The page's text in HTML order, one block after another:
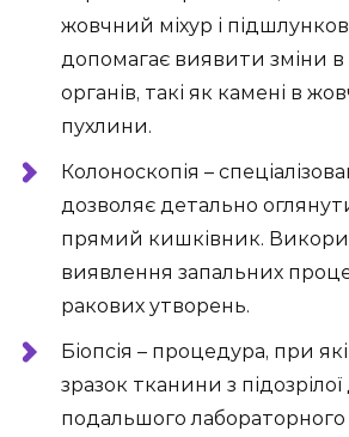
жовчний міхур і
допомагає виявити зміни в
органів, такі як камені в
пухлини.
Колоноскопія –
дозволяє детально
прямий кишківник.
виявлення запальних
ракових утворень.
Біопсія – процедура, при
зразок тканини з
подальшого